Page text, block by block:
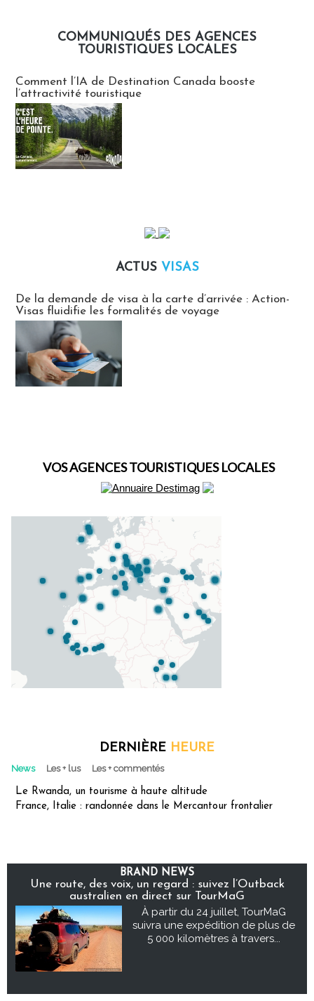
COMMUNIQUÉS DES AGENCES
TOURISTIQUES LOCALES
Comment l’IA de Destination Canada booste
l’attractivité touristique
ACTUS VISAS
De la demande de visa à la carte d’arrivée : Action-
Visas fluidifie les formalités de voyage
VOS AGENCES TOURISTIQUES LOCALES
DERNIÈRE HEURE
News Les + lus Les + commentés
Le Rwanda, un tourisme à haute altitude
France, Italie : randonnée dans le Mercantour frontalier
BRAND NEWS
Une route, des voix, un regard : suivez l’Outback
australien en direct sur TourMaG
À partir du 24 juillet, TourMaG
suivra une expédition de plus de
5 000 kilomètres à travers...